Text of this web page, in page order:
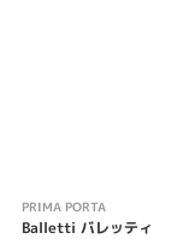
PRIMA PORTA
Balletti バレッティ